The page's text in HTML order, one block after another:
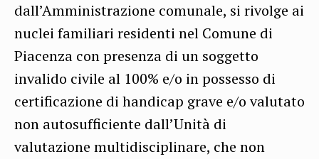
dall’Amministrazione comunale, si rivolge ai
nuclei familiari residenti nel Comune di
Piacenza con presenza di un soggetto
invalido civile al 100% e/o in possesso di
certificazione di handicap grave e/o valutato
non autosufficiente dall’Unità di
valutazione multidisciplinare, che non